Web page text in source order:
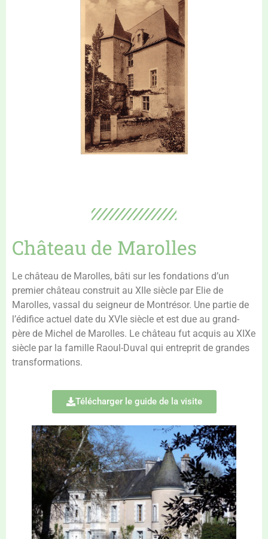
Château de Marolles
Le château de Marolles, bâti sur les fondations d’un
premier château construit au XIIe siècle par Elie de
Marolles, vassal du seigneur de Montrésor. Une partie de
l’édifice actuel date du XVIe siècle et est due au grand-
père de Michel de Marolles. Le château fut acquis au XIXe
siècle par la famille Raoul-Duval qui entreprit de grandes
transformations.
Télécharger le guide de la visite